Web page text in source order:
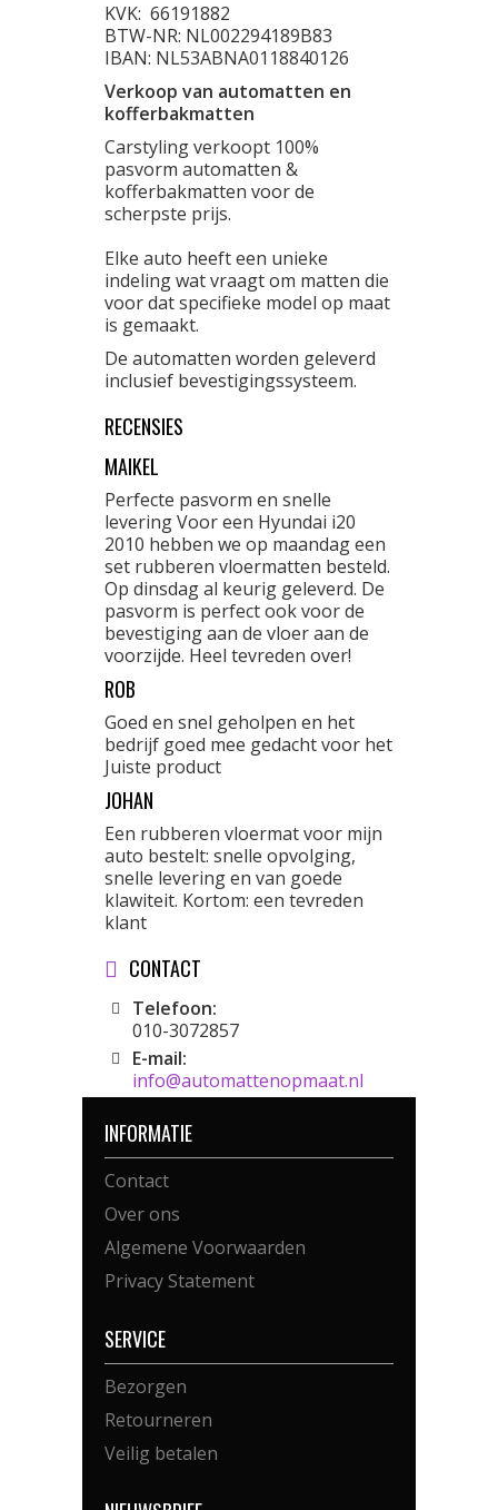
KVK: 66191882
BTW-NR: NL002294189B83
IBAN: NL53ABNA0118840126
Verkoop van automatten en
kofferbakmatten
Carstyling verkoopt 100%
pasvorm automatten &
kofferbakmatten voor de
scherpste prijs.
Elke auto heeft een unieke
indeling wat vraagt om matten die
voor dat specifieke model op maat
is gemaakt.
De automatten worden geleverd
inclusief bevestigingssysteem.
RECENSIES
MAIKEL
Perfecte pasvorm en snelle
levering Voor een Hyundai i20
2010 hebben we op maandag een
set rubberen vloermatten besteld.
Op dinsdag al keurig geleverd. De
pasvorm is perfect ook voor de
bevestiging aan de vloer aan de
voorzijde. Heel tevreden over!
ROB
Goed en snel geholpen en het
bedrijf goed mee gedacht voor het
Juiste product
JOHAN
Een rubberen vloermat voor mijn
auto bestelt: snelle opvolging,
snelle levering en van goede
klawiteit. Kortom: een tevreden
klant
CONTACT
Telefoon:
010-3072857
E-mail:
info@automattenopmaat.nl
INFORMATIE
Contact
Over ons
Algemene Voorwaarden
Privacy Statement
SERVICE
Bezorgen
Retourneren
Veilig betalen